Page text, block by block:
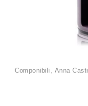
Componibili, Anna